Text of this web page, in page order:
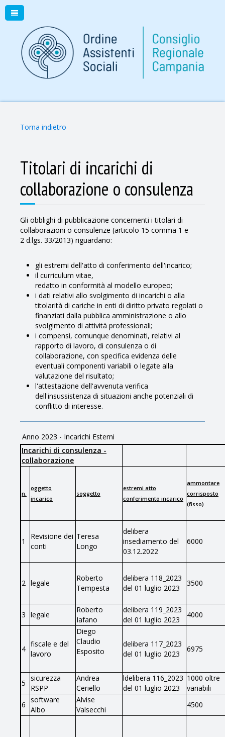
Torna indietro
Titolari di incarichi di
collaborazione o consulenza
Gli obblighi di pubblicazione concernenti i titolari di
collaborazioni o consulenze (articolo 15 comma 1 e
2 d.lgs. 33/2013) riguardano:
gli estremi dell'atto di conferimento dell'incarico;
il curriculum vitae,
redatto in conformità al modello europeo;
i dati relativi allo svolgimento di incarichi o alla
titolarità di cariche in enti di diritto privato regolati o
finanziati dalla pubblica amministrazione o allo
svolgimento di attività professionali;
i compensi, comunque denominati, relativi al
rapporto di lavoro, di consulenza o di
collaborazione, con specifica evidenza delle
eventuali componenti variabili o legate alla
valutazione del risultato;
l'attestazione dell'avvenuta verifica
dell'insussistenza di situazioni anche potenziali di
conflitto di interesse.
Anno 2023 - Incarichi Esterni
Incarichi di consulenza -
collaborazione
n.
oggetto
incarico
soggetto
estremi atto
conferimento incarico
ammontare
corrisposto
(fisso)
1
Revisione dei
conti
Teresa
Longo
delibera
insediamento del
03.12.2022
6000
2 legale
Roberto
Tempesta
delibera 118_2023
del 01 luglio 2023
3500
3 legale
Roberto
Iafano
delibera 119_2023
del 01 luglio 2023
4000
4
fiscale e del
lavoro
Diego
Claudio
Esposito
delibera 117_2023
del 01 luglio 2023
6975
5
sicurezza
RSPP
Andrea
Ceriello
ldelibera 116_2023
del 01 luglio 2023
1000 oltre
variabili
6
software
Albo
Alvise
Valsecchi
4500